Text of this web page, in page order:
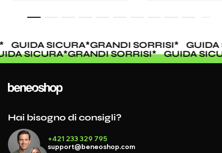
GUIDA SICURA*GRANDI SORRISI*
GUIDA
SICURA*GRANDI SORRISI* GUIDA
Hai bisogno di consigli?
+421 233 329 795
support@beneoshop.com